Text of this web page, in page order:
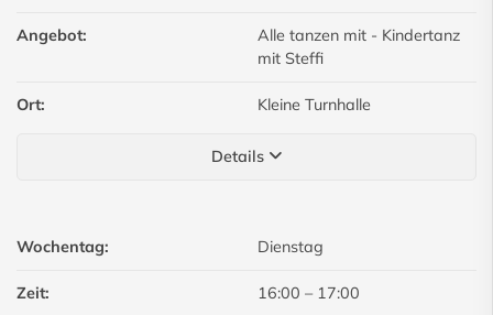
Angebot:
Alle tanzen mit - Kindertanz
mit Steffi
Ort: Kleine Turnhalle
Details
Wochentag: Dienstag
Zeit: 16:00 – 17:00